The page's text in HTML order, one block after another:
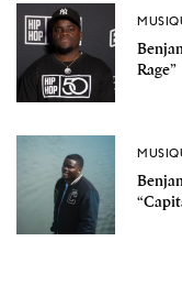
Rage”